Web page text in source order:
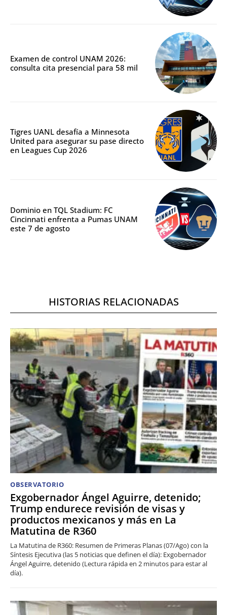
Examen de control UNAM 2026:
consulta cita presencial para 58 mil
Tigres UANL desafía a Minnesota
United para asegurar su pase directo
en Leagues Cup 2026
Dominio en TQL Stadium: FC
Cincinnati enfrenta a Pumas UNAM
este 7 de agosto
HISTORIAS RELACIONADAS
OBSERVATORIO
Exgobernador Ángel Aguirre, detenido;
Trump endurece revisión de visas y
productos mexicanos y más en La
Matutina de R360
La Matutina de R360: Resumen de Primeras Planas (07/Ago) con la
Síntesis Ejecutiva (las 5 noticias que definen el día): Exgobernador
Ángel Aguirre, detenido (Lectura rápida en 2 minutos para estar al
día).